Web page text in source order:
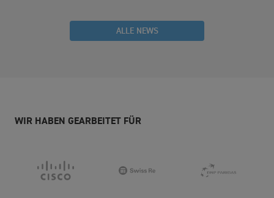
ALLE NEWS
WIR HABEN GEARBEITET FÜR